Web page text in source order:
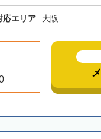
応エリア 大阪